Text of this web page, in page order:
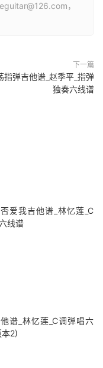
，
下一篇
指弹吉他谱_赵季平_指弹
独奏六线谱
爱我吉他谱_林忆莲_C
线谱
谱_林忆莲_C调弹唱六
2)